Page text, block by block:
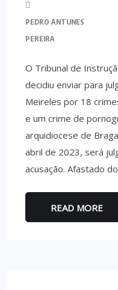
PEDRO ANTUNES
PEREIRA
O Tribunal de
decidiu enviar para
Meireles por 18
e um crime de
arquidiocese de
abril de 2023, será
acusação. Afastado
READ MORE